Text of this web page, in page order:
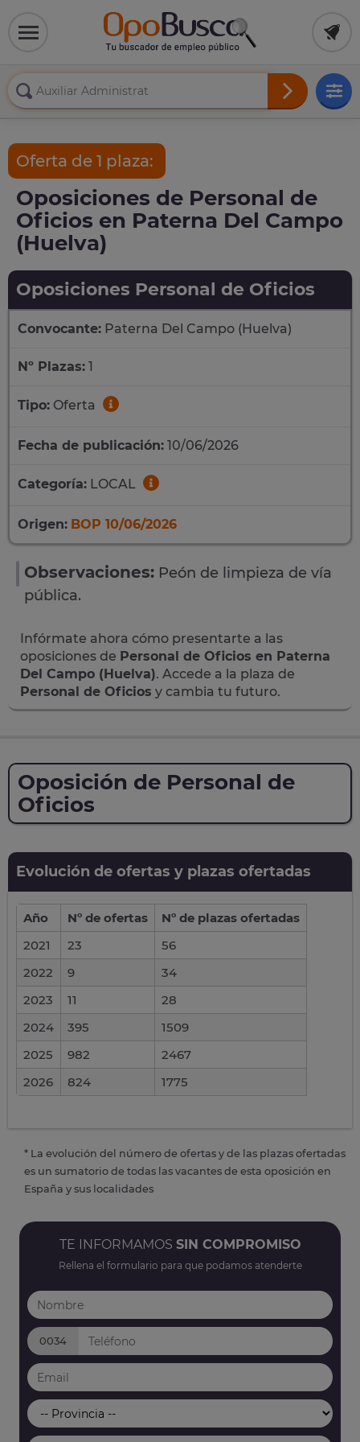
Oferta de 1 plaza:
Oposiciones de Personal de
Oficios en Paterna Del Campo
(Huelva)
Oposiciones Personal de Oficios
Convocante: Paterna Del Campo (Huelva)
Nº Plazas: 1
Tipo: Oferta
Fecha de publicación: 10/06/2026
Categoría: LOCAL
Origen: BOP 10/06/2026
Observaciones: Peón de limpieza de vía
pública.
Infórmate ahora cómo presentarte a las
oposiciones de Personal de Oficios en Paterna
Del Campo (Huelva). Accede a la plaza de
Personal de Oficios y cambia tu futuro.
Oposición de Personal de
Oficios
Evolución de ofertas y plazas ofertadas
Año Nº de ofertas
Nº de plazas ofertadas
2021
23
56
2022
9
34
2023
11
28
2024
395
1509
2025
982
2467
2026
824 1775
* La evolución del número de ofertas y de las plazas ofertadas
es un sumatorio de todas las vacantes de esta oposición en
España y sus localidades
TE INFORMAMOS SIN COMPROMISO
Rellena el formulario para que podamos atenderte
0034